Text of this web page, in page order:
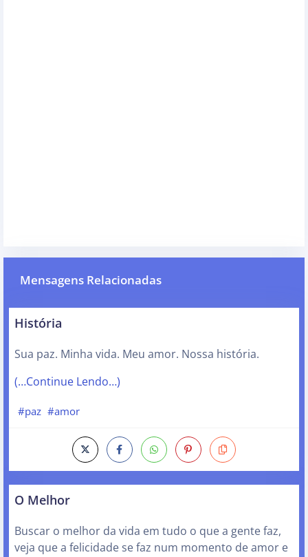
Mensagens Relacionadas
História
Sua paz. Minha vida. Meu amor. Nossa história.
(…Continue Lendo…)
#paz #amor
O Melhor
Buscar o melhor da vida em tudo o que a gente faz,
veja que a felicidade se faz num momento de amor e